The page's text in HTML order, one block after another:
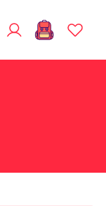
login
Carrinho